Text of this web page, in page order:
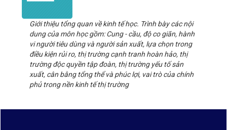
Giới thiệu tổng quan về kinh tế học. Trình bày các nội
dung của môn học gồm: Cung - cầu, độ co giãn, hành
vi người tiêu dùng và người sản xuất, lựa chọn trong
điều kiện rủi ro, thị trường cạnh tranh hoàn hảo, thị
trường độc quyền tập đoàn, thị trường yếu tố sản
xuất, cân bằng tổng thể và phúc lợi, vai trò của chính
phủ trong nền kinh tế thị trường